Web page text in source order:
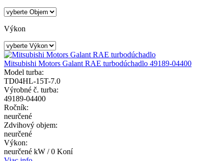
Výkon
Mitsubishi Motors Galant RAE turbodúchadlo 49189-04400
Model turba:
TD04HL-15T-7.0
Výrobné č. turba:
49189-04400
Ročník:
neurčené
Zdvihový objem:
neurčené
Výkon:
neurčené kW / 0 Koní